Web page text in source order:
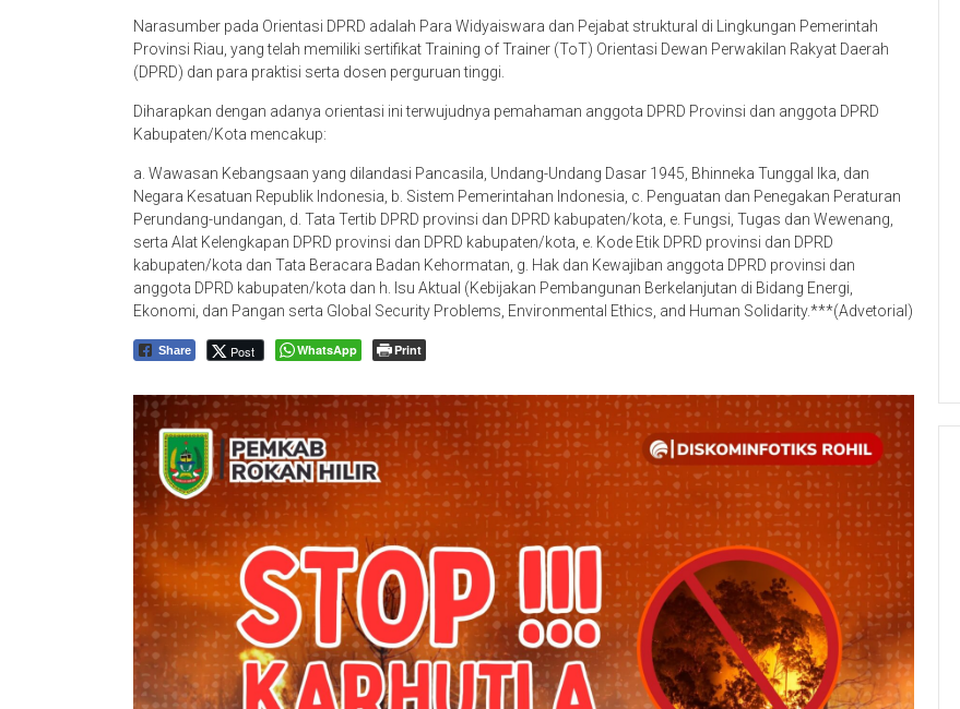
Narasumber pada Orientasi DPRD adalah Para Widyaiswara dan Pejabat struktural di Lingkungan Pemerintah
Provinsi Riau, yang telah memiliki sertifikat Training of Trainer (ToT) Orientasi Dewan Perwakilan Rakyat Daerah
(DPRD) dan para praktisi serta dosen perguruan tinggi.
Diharapkan dengan adanya orientasi ini terwujudnya pemahaman anggota DPRD Provinsi dan anggota DPRD
Kabupaten/Kota mencakup:
a. Wawasan Kebangsaan yang dilandasi Pancasila, Undang-Undang Dasar 1945, Bhinneka Tunggal Ika, dan
Negara Kesatuan Republik Indonesia, b. Sistem Pemerintahan Indonesia, c. Penguatan dan Penegakan Peraturan
Perundang-undangan, d. Tata Tertib DPRD provinsi dan DPRD kabupaten/kota, e. Fungsi, Tugas dan Wewenang,
serta Alat Kelengkapan DPRD provinsi dan DPRD kabupaten/kota, e. Kode Etik DPRD provinsi dan DPRD
kabupaten/kota dan Tata Beracara Badan Kehormatan, g. Hak dan Kewajiban anggota DPRD provinsi dan
anggota DPRD kabupaten/kota dan h. Isu Aktual (Kebijakan Pembangunan Berkelanjutan di Bidang Energi,
Ekonomi, dan Pangan serta Global Security Problems, Environmental Ethics, and Human Solidarity.***(Advetorial)
Share Post WhatsApp Print